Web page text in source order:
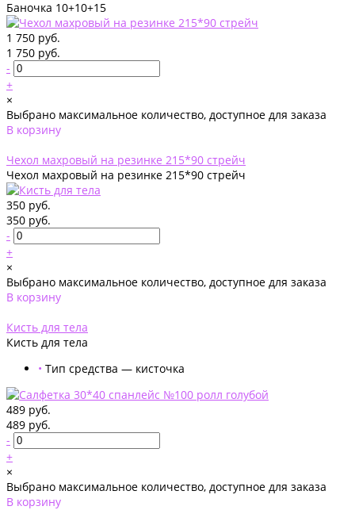
Баночка 10+10+15
1 750 руб.
1 750 руб.
-
+
×
Выбрано максимальное количество, доступное для заказа
В корзину
Чехол махровый на резинке 215*90 стрейч
Чехол махровый на резинке 215*90 стрейч
350 руб.
350 руб.
-
+
×
Выбрано максимальное количество, доступное для заказа
В корзину
Кисть для тела
Кисть для тела
• Тип средства — кисточка
489 руб.
489 руб.
-
+
×
Выбрано максимальное количество, доступное для заказа
В корзину